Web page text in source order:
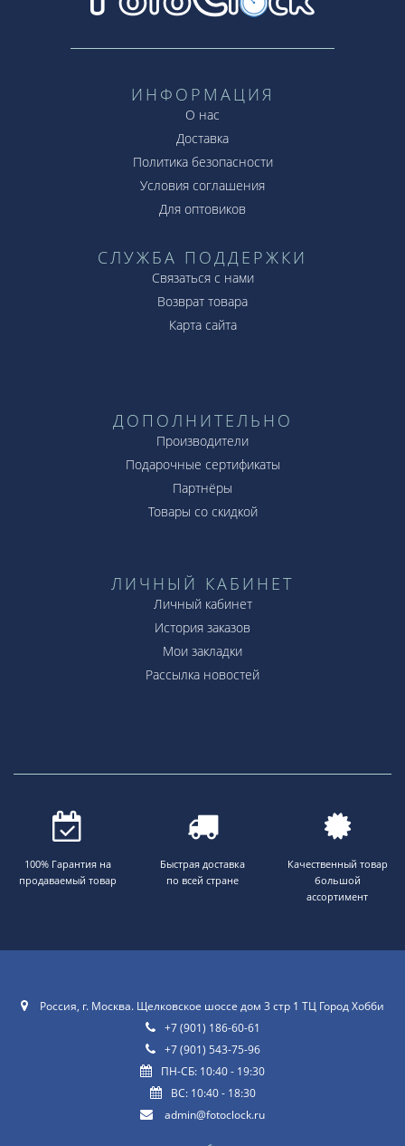
ИНФОРМАЦИЯ
О нас
Доставка
Политика безопасности
Условия соглашения
Для оптовиков
СЛУЖБА ПОДДЕРЖКИ
Связаться с нами
Возврат товара
Карта сайта
ДОПОЛНИТЕЛЬНО
Производители
Подарочные сертификаты
Партнёры
Товары со скидкой
ЛИЧНЫЙ КАБИНЕТ
Личный кабинет
История заказов
Мои закладки
Рассылка новостей
100% Гарантия на
продаваемый товар
Быстрая доставка
по всей стране
Качественный товар
большой
ассортимент
Россия, г. Москва. Щелковское шоссе дом 3 стр 1 ТЦ Город Хобби
+7 (901) 186-60-61
+7 (901) 543-75-96
ПН-СБ: 10:40 - 19:30
ВС: 10:40 - 18:30
admin@fotoclock.ru